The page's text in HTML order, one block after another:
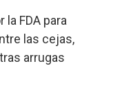
FDA para
las cejas,
arrugas